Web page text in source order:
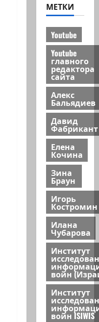
МЕТКИ
Youtube
Youtube
главного
редактора
сайта
Алекс
Бальядиев
Давид
Фабрикант
Елена
Кочина
Зина
Браун
Игорь
Костромин
Илана
Чубарова
Институт
войн
Институт
войн ISIWIS